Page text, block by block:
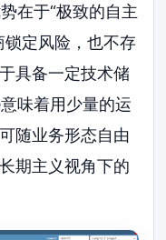
在于“极致的自主
锁定风险，也不存
具备一定技术储
味着用少量的运
随业务形态自由
期主义视角下的